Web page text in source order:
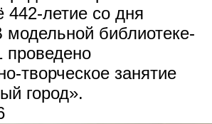
442-летие со дня
модельной библиотеке-
творческое занятие
город».